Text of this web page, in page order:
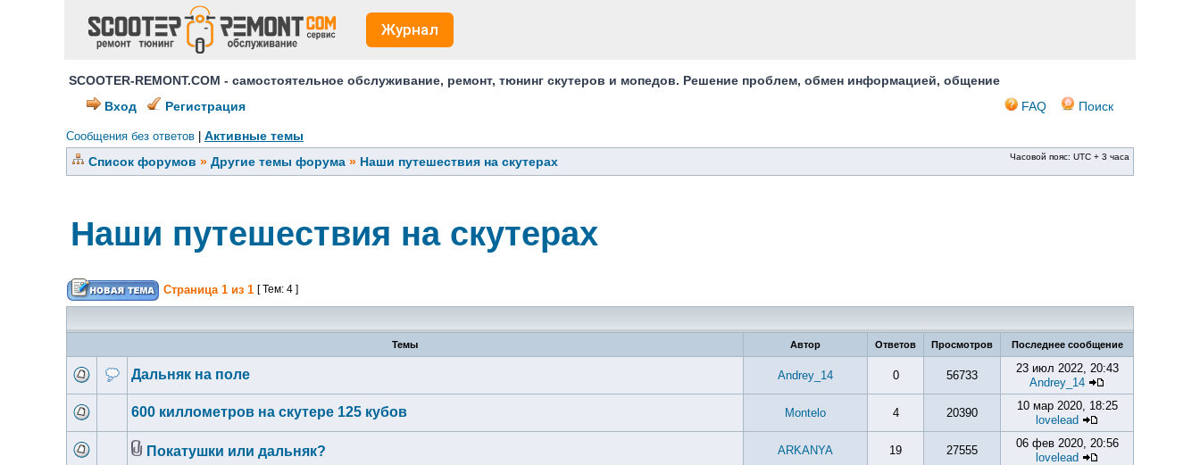
Журнал
SCOOTER-REMONT.COM - самостоятельное обслуживание, ремонт, тюнинг скутеров и мопедов. Решение проблем, обмен информацией, общение
Вход
Регистрация FAQ Поиск
Сообщения без ответов
Активные темы
Список форумов » Другие темы форума » Наши путешествия на скутерах Часовой пояс: UTC + 3 часа
Наши путешествия на скутерах
Страница 1 из 1 [ Тем: 4 ]
Темы Автор Ответов Просмотров Последнее сообщение
Дальняк на поле Andrey_14 0 56733
23 июл 2022, 20:43
Andrey_14
600 киллометров на скутере 125 кубов Montelo 4 20390
10 мар 2020, 18:25
lovelead
Покатушки или дальняк? ARKANYA 19 27555
06 фев 2020, 20:56
lovelead